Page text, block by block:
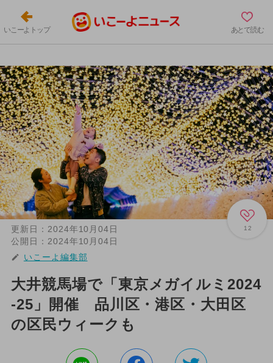
いこーよトップ あとで読む
12
更新日： 2024年10月04日
公開日： 2024年10月04日
いこーよ編集部
大井競馬場で「東京メガイルミ2024
-25」開催 品川区・港区・大田区
の区民ウィークも